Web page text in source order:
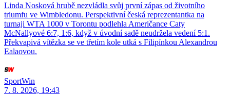
Linda Nosková hrubě nezvládla svůj první zápas od životního
triumfu ve Wimbledonu. Perspektivní česká reprezentantka na
turnaji WTA 1000 v Torontu podlehla Američance Caty
McNallyové 6:7, 1:6, když v úvodní sadě neudržela vedení 5:1.
Překvapivá vítězka se ve třetím kole utká s Filipínkou Alexandrou
Ealaovou.
SportWin
7. 8. 2026, 19:43